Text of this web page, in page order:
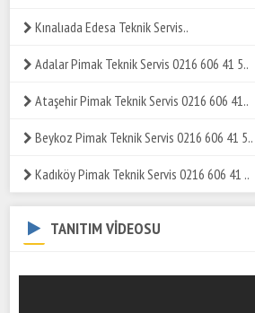
Kınalıada Edesa Teknik Servis..
Adalar Pimak Teknik Servis 0216 606 41 5..
Ataşehir Pimak Teknik Servis 0216 606 41..
Beykoz Pimak Teknik Servis 0216 606 41 5..
Kadıköy Pimak Teknik Servis 0216 606 41 ..
TANITIM VİDEOSU